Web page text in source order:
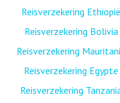
Reisverzekering Ethiopië
Reisverzekering Bolivia
Reisverzekering
Reisverzekering Egypte
Reisverzekering